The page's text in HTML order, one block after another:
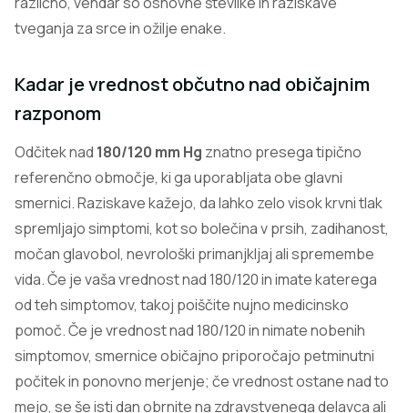
tveganja za srce in ožilje enake.
Kadar je vrednost občutno nad običajnim
razponom
Odčitek nad 180/120 mm Hg znatno presega tipično
referenčno območje, ki ga uporabljata obe glavni
smernici. Raziskave kažejo, da lahko zelo visok krvni tlak
spremljajo simptomi, kot so bolečina v prsih, zadihanost,
močan glavobol, nevrološki primanjkljaj ali spremembe
vida. Če je vaša vrednost nad 180/120 in imate katerega
od teh simptomov, takoj poiščite nujno medicinsko
pomoč. Če je vrednost nad 180/120 in nimate nobenih
simptomov, smernice običajno priporočajo petminutni
počitek in ponovno merjenje; če vrednost ostane nad to
mejo, se še isti dan obrnite na zdravstvenega delavca ali